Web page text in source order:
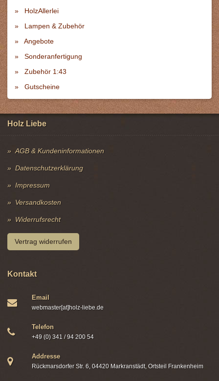
HolzAllerlei
Lampen & Zubehör
Angebote
Sonderanfertigung
Zubehör 1:43
Gutscheine
Holz Liebe
AGB & Kundeninformationen
Datenschutzerklärung
Impressum
Versandkosten
Widerrufsrecht
Vertrag widerrufen
Kontakt
Email
webmaster[at]holz-liebe.de
Telefon
+49 (0) 341 / 94 200 54
Addresse
Rückmarsdorfer Str. 6, 04420 Markranstädt, Ortsteil Frankenheim